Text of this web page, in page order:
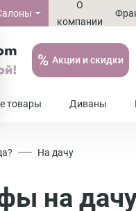
О
компании
% Акции и скидки
товары Диваны
На дачу
на